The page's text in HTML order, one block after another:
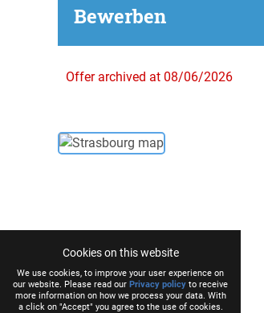
Bewerben
Offer archived at 08/06/2026
Cookies on this website
We use cookies, to improve your user experience on
our website. Please read our Privacy policy to receive
more information on how we process your data. With
a click on "Accept" you agree to the use of cookies.